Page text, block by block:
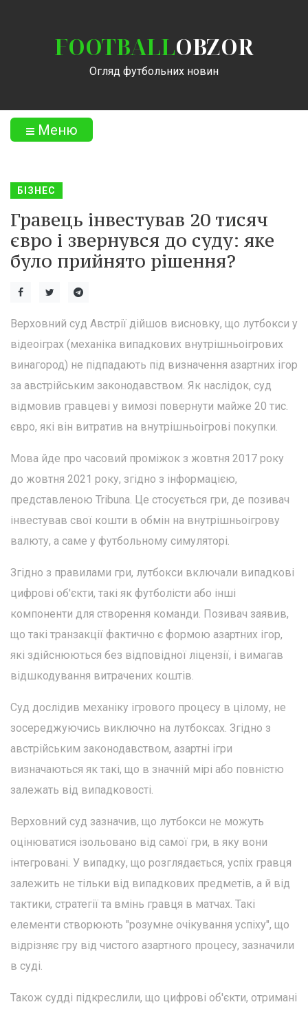
FOOTBALLOBZOR
Огляд футбольних новин
Меню
БІЗНЕС
Гравець інвестував 20 тисяч
євро і звернувся до суду: яке
було прийнято рішення?
Верховний суд Австрії дійшов висновку, що лутбокси у
відеоіграх (механіка випадкових внутрішньоігрових
винагород) не підпадають під визначення азартних ігор
за австрійським законодавством. Як наслідок, суд
відмовив гравцеві у вимозі повернути майже 20 тис.
євро, які він витратив на внутрішньоігрові покупки.
Мова йде про часовий проміжок з жовтня 2017 року
до жовтня 2021 року, згідно з інформацією,
представленою Tribuna. Це стосується гри, де позивач
інвестував свої кошти в обмін на внутрішньоігрову
валюту, а саме у футбольному симуляторі.
Згідно з правилами гри, лутбокси включали випадкові
цифрові об'єкти, такі як футболісти або інші
компоненти для створення команди. Позивач заявив,
що такі транзакції фактично є формою азартних ігор,
які здійснюються без відповідної ліцензії, і вимагав
відшкодування витрачених коштів.
Суд дослідив механіку ігрового процесу в цілому, не
зосереджуючись виключно на лутбоксах. Згідно з
австрійським законодавством, азартні ігри
визначаються як такі, що в значній мірі або повністю
залежать від випадковості.
Верховний суд зазначив, що лутбокси не можуть
оцінюватися ізольовано від самої гри, в яку вони
інтегровані. У випадку, що розглядається, успіх гравця
залежить не тільки від випадкових предметів, а й від
тактики, стратегії та вмінь гравця в матчах. Такі
елементи створюють "розумне очікування успіху", що
відрізняє гру від чистого азартного процесу, зазначили
в суді.
Також судді підкреслили, що цифрові об'єкти, отримані